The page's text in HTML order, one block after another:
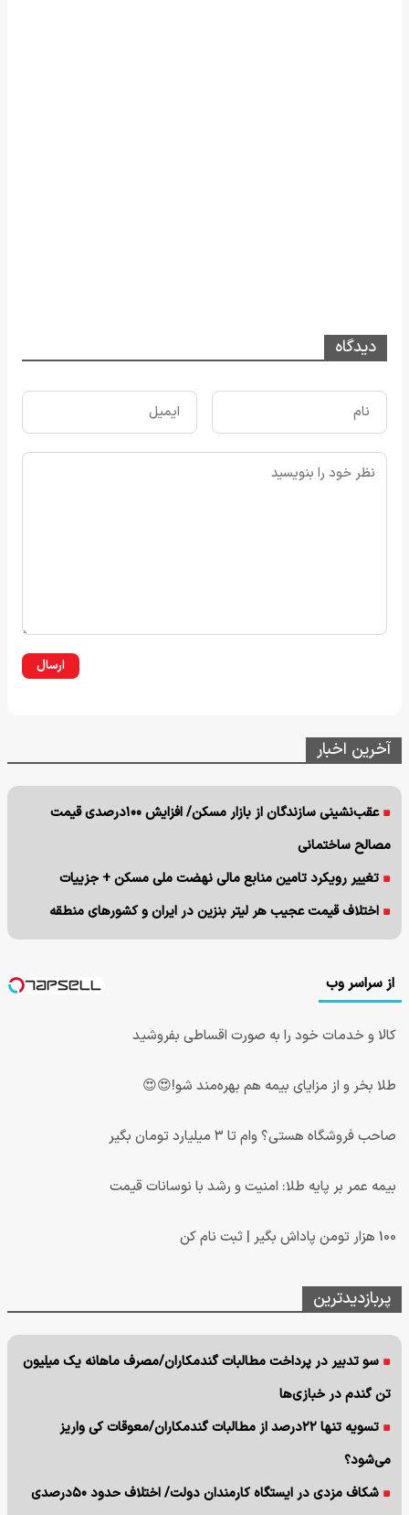
دیدگاه
ارسال
آخرین اخبار
عقب‌نشینی سازندگان از بازار مسکن/ افزایش ۱۰۰درصدی قیمت
مصالح ساختمانی
تغییر رویکرد تامین منابع مالی نهضت ملی مسکن + جزییات
اختلاف قیمت عجیب هر لیتر بنزین در ایران و کشورهای منطقه
از سراسر وب
کالا و خدمات خود را به صورت اقساطی بفروشید
طلا بخر و از مزایای بیمه هم بهره‌مند شو!😍😍
صاحب فروشگاه هستی؟ وام تا ۳ میلیارد تومان بگیر
بیمه عمر بر پایه طلا: امنیت و رشد با نوسانات قیمت
100 هزار تومن پاداش بگیر | ثبت نام کن
پربازدیدترین
سو تدبیر در پرداخت مطالبات گندمکاران/مصرف ماهانه یک میلیون
تن گندم در خبازی‌ها
تسویه تنها ۲۲درصد از مطالبات گندمکاران/معوقات کی واریز
می‌شود؟
شکاف مزدی در ایستگاه کارمندان دولت/ اختلاف حدود ۵۰درصدی